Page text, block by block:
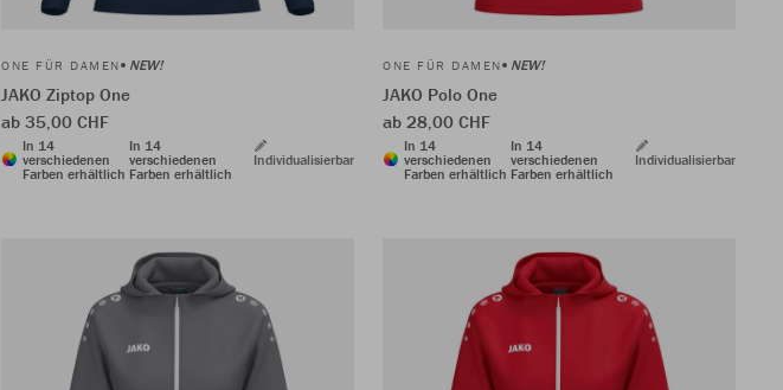
ONE FÜR DAMEN NEW!
JAKO Ziptop One
ab 35,00 CHF
In 14
verschiedenen
Farben erhältlich
In 14
verschiedenen
Farben erhältlich
Individualisierbar
ONE FÜR DAMEN NEW!
JAKO Polo One
ab 28,00 CHF
In 14
verschiedenen
Farben erhältlich
In 14
verschiedenen
Farben erhältlich
Individualisierbar